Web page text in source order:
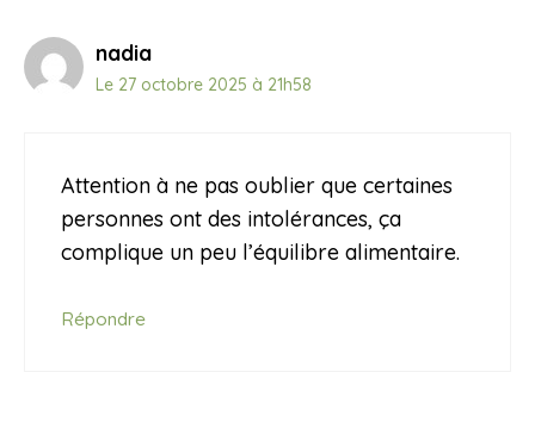
nadia
Le 27 octobre 2025 à 21h58
Attention à ne pas oublier que certaines
personnes ont des intolérances, ça
complique un peu l’équilibre alimentaire.
Répondre